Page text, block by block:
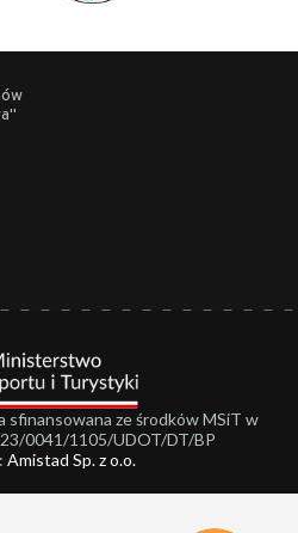
sfinansowana ze środków MSiT w
0041/1105/UDOT/DT/BP
Amistad Sp. z o.o.